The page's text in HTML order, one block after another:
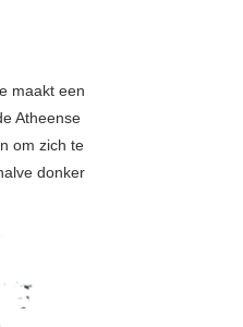
maakt een
Atheense
om zich te
donker